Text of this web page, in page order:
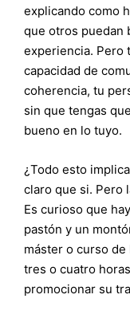
explicando como
que otros puedan
experiencia. Pero
capacidad de
coherencia, tu
sin que tengas
bueno en lo tuyo.
¿Todo esto
claro que si. Pero
Es curioso que
pastón y un
máster o curso
tres o cuatro
promocionar su